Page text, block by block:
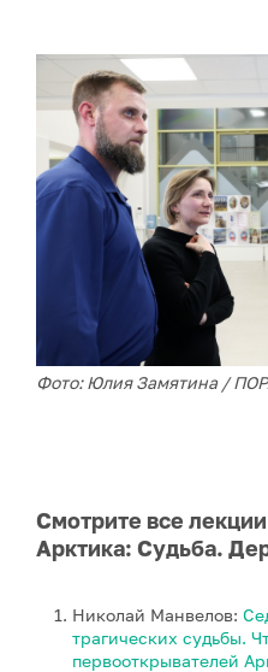
Фото: Юлия Замятина /
Смотрите все
Арктика: Судьба.
Николай Манвелов:
трагических судьбы.
первооткрывателей